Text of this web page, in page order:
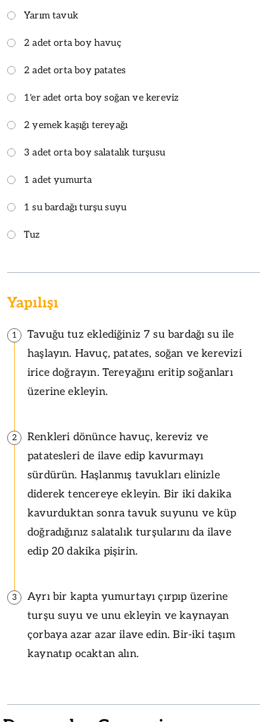
Yarım tavuk
2 adet orta boy havuç
2 adet orta boy patates
1'er adet orta boy soğan ve kereviz
2 yemek kaşığı tereyağı
3 adet orta boy salatalık turşusu
1 adet yumurta
1 su bardağı turşu suyu
Tuz
Yapılışı
1
Tavuğu tuz eklediğiniz 7 su bardağı su ile
haşlayın. Havuç, patates, soğan ve kerevizi
irice doğrayın. Tereyağını eritip soğanları
üzerine ekleyin.
2
Renkleri dönünce havuç, kereviz ve
patatesleri de ilave edip kavurmayı
sürdürün. Haşlanmış tavukları elinizle
diderek tencereye ekleyin. Bir iki dakika
kavurduktan sonra tavuk suyunu ve küp
doğradığınız salatalık turşularını da ilave
edip 20 dakika pişirin.
3
Ayrı bir kapta yumurtayı çırpıp üzerine
turşu suyu ve unu ekleyin ve kaynayan
çorbaya azar azar ilave edin. Bir-iki taşım
kaynatıp ocaktan alın.